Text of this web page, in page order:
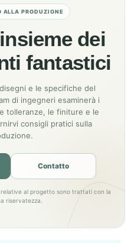
ALLA PRODUZIONE
dei
fantastici
e le specifiche del
di ingegneri esaminerà i
tolleranze, le finiture e le
consigli pratici sulla
Contatto
al progetto sono trattati con la
riservatezza.